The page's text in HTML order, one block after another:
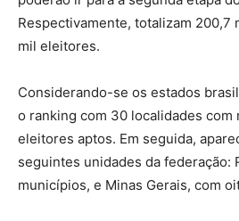
Respectivamente, totalizam 200,7
mil eleitores.
Considerando-se os estados
o ranking com 30 localidades com
eleitores aptos. Em seguida,
seguintes unidades da federação:
municípios, e Minas Gerais, com